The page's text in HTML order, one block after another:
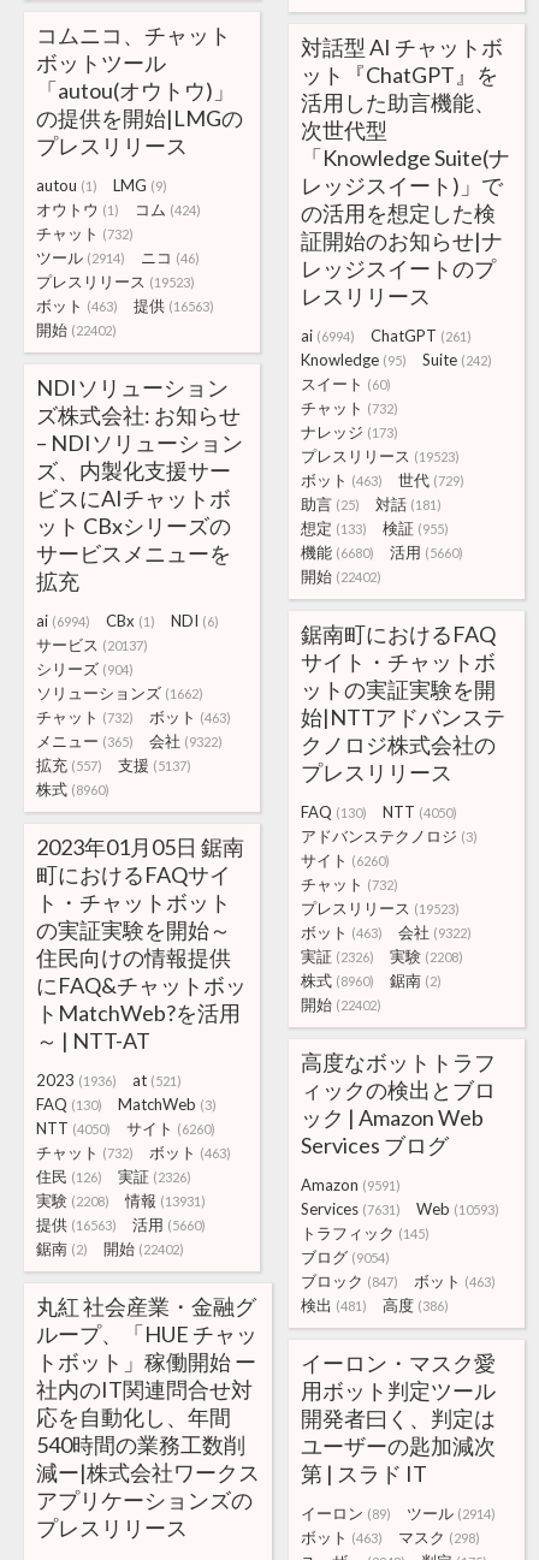
コムニコ、チャット
ボットツール
「autou(オウトウ)」
の提供を開始|LMGの
プレスリリース
autou (1) LMG (9)
オウトウ (1) コム (424)
チャット (732)
ツール (2914) ニコ (46)
プレスリリース (19523)
ボット (463) 提供 (16563)
開始 (22402)
対話型 AI チャットボ
ット『ChatGPT』を
活用した助言機能、
次世代型
「Knowledge Suite(ナ
レッジスイート)」で
の活用を想定した検
証開始のお知らせ|ナ
レッジスイートのプ
レスリリース
ai (6994) ChatGPT (261)
Knowledge (95) Suite (242)
スイート (60)
チャット (732)
ナレッジ (173)
プレスリリース (19523)
ボット (463) 世代 (729)
助言 (25) 対話 (181)
想定 (133) 検証 (955)
機能 (6680) 活用 (5660)
開始 (22402)
NDIソリューション
ズ株式会社: お知らせ
– NDIソリューション
ズ、内製化支援サー
ビスにAIチャットボ
ット CBxシリーズの
サービスメニューを
拡充
ai (6994) CBx (1) NDI (6)
サービス (20137)
シリーズ (904)
ソリューションズ (1662)
チャット (732) ボット (463)
メニュー (365) 会社 (9322)
拡充 (557) 支援 (5137)
株式 (8960)
鋸南町におけるFAQ
サイト・チャットボ
ットの実証実験を開
始|NTTアドバンステ
クノロジ株式会社の
プレスリリース
FAQ (130) NTT (4050)
アドバンステクノロジ (3)
サイト (6260)
チャット (732)
プレスリリース (19523)
ボット (463) 会社 (9322)
実証 (2326) 実験 (2208)
株式 (8960) 鋸南 (2)
開始 (22402)
2023年01月05日 鋸南
町におけるFAQサイ
ト・チャットボット
の実証実験を開始～
住民向けの情報提供
にFAQ&チャットボッ
トMatchWeb?を活用
～ | NTT-AT
2023 (1936) at (521)
FAQ (130) MatchWeb (3)
NTT (4050) サイト (6260)
チャット (732) ボット (463)
住民 (126) 実証 (2326)
実験 (2208) 情報 (13931)
提供 (16563) 活用 (5660)
鋸南 (2) 開始 (22402)
高度なボットトラフ
ィックの検出とブロ
ック | Amazon Web
Services ブログ
Amazon (9591)
Services (7631) Web (10593)
トラフィック (145)
ブログ (9054)
ブロック (847) ボット (463)
検出 (481) 高度 (386)
丸紅 社会産業・金融グ
ループ、「HUE チャッ
トボット」稼働開始 ー
社内のIT関連問合せ対
応を自動化し、年間
540時間の業務工数削
減ー|株式会社ワークス
アプリケーションズの
プレスリリース
イーロン・マスク愛
用ボット判定ツール
開発者曰く、判定は
ユーザーの匙加減次
第 | スラド IT
イーロン (89) ツール (2914)
ボット (463) マスク (298)